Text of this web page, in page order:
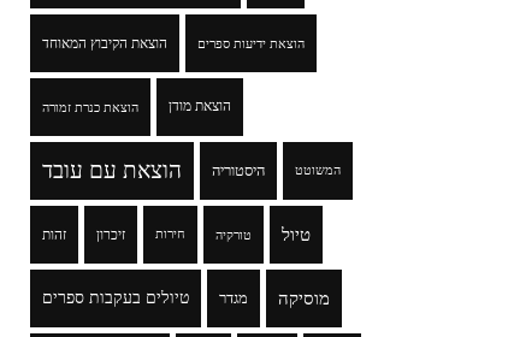
הוצאת הקיבוץ המאוחד הוצאת ידיעות ספרים
הוצאת כנרת זמורה הוצאת מודן
הוצאת עם עובד היסטוריה המשוטט
זהות זיכרון חירות טורקיה טיול
טיולים בעקבות ספרים מגדר מוסיקה